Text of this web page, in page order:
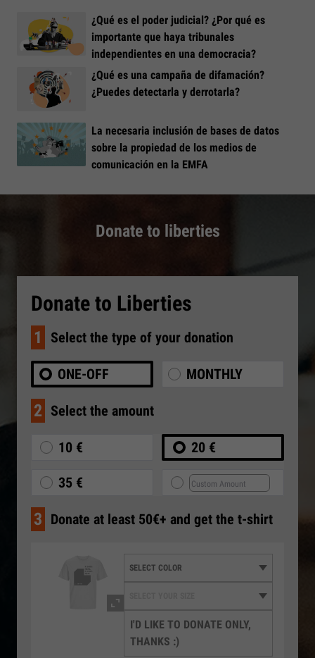
¿Qué es el poder judicial? ¿Por qué es
importante que haya tribunales
independientes en una democracia?
¿Qué es una campaña de difamación?
¿Puedes detectarla y derrotarla?
La necesaria inclusión de bases de datos
sobre la propiedad de los medios de
comunicación en la EMFA
Donate to liberties
Donate to Liberties
1 Select the type of your donation
ONE-OFF MONTHLY
2 Select the amount
10 € 20 €
35 €
3 Donate at least 50€+ and get the t-shirt
I'D LIKE TO DONATE ONLY,
THANKS :)